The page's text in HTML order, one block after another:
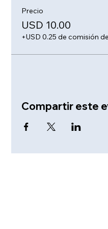
Precio
USD 10.00
+USD 0.25 de comisión
Compartir este